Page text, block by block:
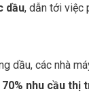
dầu, dẫn tới việc
dầu, các nhà
70% nhu cầu thị